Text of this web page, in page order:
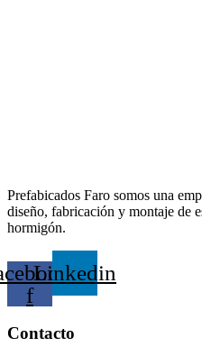
Prefabicados Faro somos una
diseño, fabricación y montaje de
hormigón.
f
Linkedin
Contacto